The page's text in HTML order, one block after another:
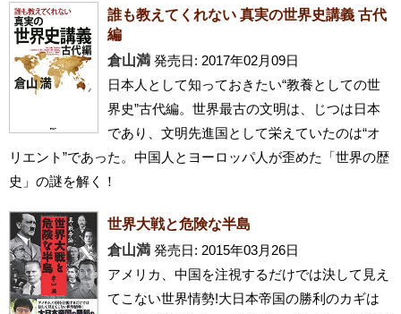
誰も教えてくれない 真実の世界史講義 古代
編
倉山満 発売日: 2017年02月09日
日本人として知っておきたい“教養としての世
界史”古代編。世界最古の文明は、じつは日本
であり、文明先進国として栄えていたのは“オ
リエント”であった。中国人とヨーロッパ人が歪めた「世界の歴
史」の謎を解く！
世界大戦と危険な半島
倉山満 発売日: 2015年03月26日
アメリカ、中国を注視するだけでは決して見え
てこない世界情勢!大日本帝国の勝利のカギは